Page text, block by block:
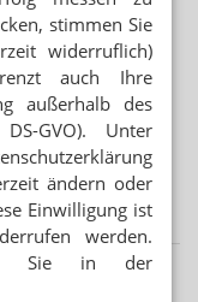
stimmen Sie
widerruflich)
auch Ihre
außerhalb des
GVO). Unter
ändern oder
Einwilligung ist
werden.
Sie in der
dm / Caprelsa-
Fixum rauf
/ EuGH